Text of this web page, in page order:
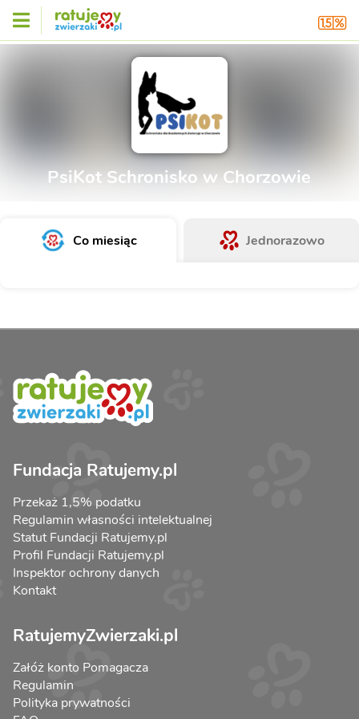
PsiKot Schronisko w Chorzowie
Co miesiąc Jednorazowo
Fundacja Ratujemy.pl
Przekaż 1,5% podatku
Regulamin własności intelektualnej
Statut Fundacji Ratujemy.pl
Profil Fundacji Ratujemy.pl
Inspektor ochrony danych
Kontakt
RatujemyZwierzaki.pl
Załóż konto Pomagacza
Regulamin
Polityka prywatności